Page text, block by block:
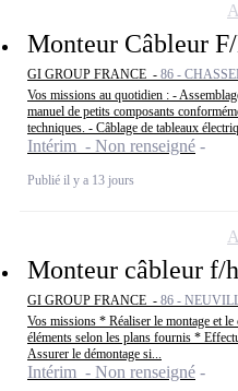
Monteur Câbleur
GI GROUP FRANCE - 86 -
Vos missions au quotidien : -
manuel de petits composants
techniques. - Câblage de tableaux
Intérim - Non renseigné
Publié il y a 13 jours
Monteur câbleur f/h
GI GROUP FRANCE - 86 -
Vos missions * Réaliser le montage et
éléments selon les plans fournis *
Assurer le démontage si...
Intérim - Non renseigné